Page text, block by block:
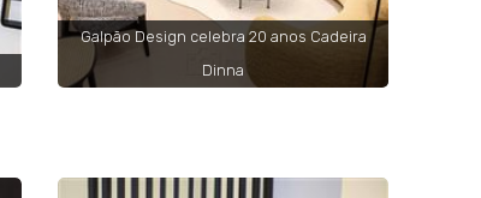
Galpão Design celebra 20 anos Cadeira
Dinna